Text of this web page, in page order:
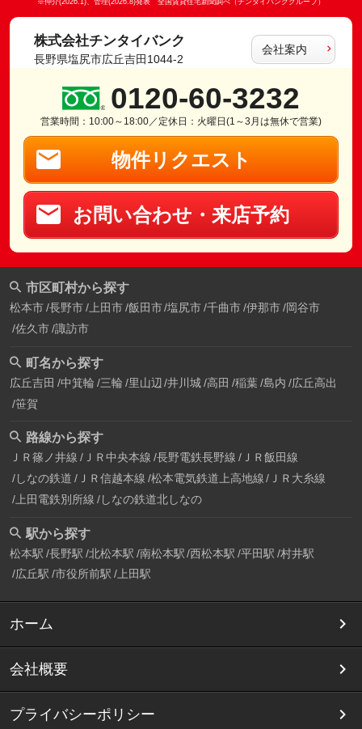
※仲介(2026.1)、管理(2026.8)発表 全国賃貸住宅新聞調べ（チンタイバンクグループ）
株式会社チンタイバンク
長野県塩尻市広丘吉田1044-2
会社案内
0120-60-3232
営業時間：10:00～18:00／定休日：火曜日(1～3月は無休で営業)
物件リクエスト
お問い合わせ・来店予約
市区町村から探す
松本市 長野市 上田市 飯田市 塩尻市 千曲市 伊那市 岡谷市
佐久市 諏訪市
町名から探す
広丘吉田 中箕輪 三輪 里山辺 井川城 高田 稲葉 島内 広丘高出
笹賀
路線から探す
ＪＲ篠ノ井線 ＪＲ中央本線 長野電鉄長野線 ＪＲ飯田線
しなの鉄道 ＪＲ信越本線 松本電気鉄道上高地線
ＪＲ大糸線
上田電鉄別所線 しなの鉄道北しなの
駅から探す
松本駅 長野駅 北松本駅 南松本駅 西松本駅 平田駅 村井駅
広丘駅 市役所前駅 上田駅
ホーム
会社概要
プライバシーポリシー